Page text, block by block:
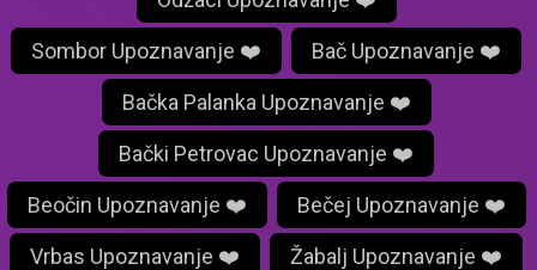
Sombor Upoznavanje ❤️ Bač Upoznavanje ❤️
Bačka Palanka Upoznavanje ❤️
Bački Petrovac Upoznavanje ❤️
Beočin Upoznavanje ❤️ Bečej Upoznavanje ❤️
Vrbas Upoznavanje ❤️ Žabalj Upoznavanje ❤️